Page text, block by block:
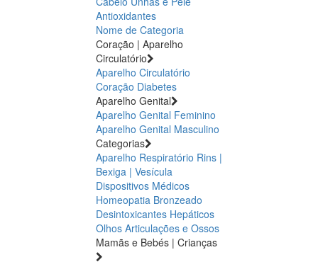
Antioxidantes
Nome de Categoria
Coração | Aparelho
Circulatório
Aparelho Circulatório
Coração Diabetes
Aparelho Genital
Aparelho Genital Feminino
Aparelho Genital Masculino
Categorias
Aparelho Respiratório Rins |
Bexiga | Vesícula
Dispositivos Médicos
Homeopatia Bronzeado
Desintoxicantes Hepáticos
Olhos Articulações e Ossos
Mamãs e Bebés | Crianças